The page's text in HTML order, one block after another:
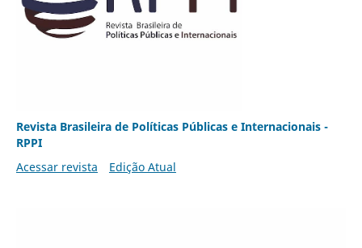
Revista Brasileira de Políticas Públicas e Internacionais -
RPPI
Acessar revista
Edição Atual